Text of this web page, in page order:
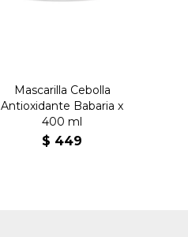
Mascarilla Cebolla
Antioxidante Babaria x
400 ml
$ 449